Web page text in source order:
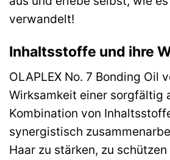
verwandelt!
Inhaltsstoffe und ihre
OLAPLEX No. 7 Bonding Oil
Wirksamkeit einer sorgfältig
Kombination von
synergistisch
Haar zu stärken, zu schützen